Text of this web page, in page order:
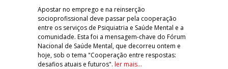
Apostar no emprego e na reinserção
socioprofissional deve passar pela cooperação
entre os serviços de Psiquiatria e Saúde Mental e a
comunidade. Esta foi a mensagem-chave do Fórum
Nacional de Saúde Mental, que decorreu ontem e
hoje, sob o tema "Cooperação entre respostas:
desafios atuais e futuros". ler mais...